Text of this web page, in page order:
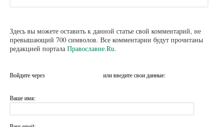
Здесь вы можете оставить к данной статье свой комментарий, не
превышающий 700 символов. Все комментарии будут прочитаны
редакцией портала Православие.Ru.
Войдите через или введите свои данные:
Ваше имя: